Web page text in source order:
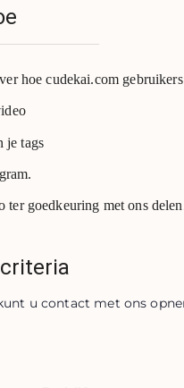
hoe cudekai.com
je tags
ter goedkeuring met ons
u contact met ons